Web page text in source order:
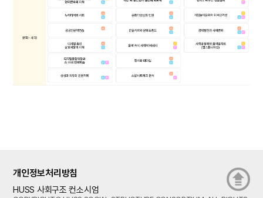
개인정보처리방침
HUSS 사회구조 컨소시엄